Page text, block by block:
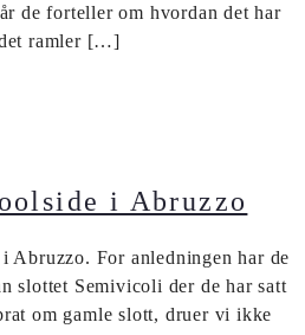
de forteller om hvordan det har
ramler […]
i Abruzzo
For anledningen har de
slottet Semivicoli der de har satt
om gamle slott, druer vi ikke